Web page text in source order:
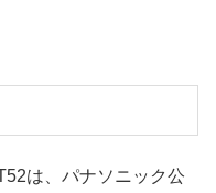
は、パナソニック公